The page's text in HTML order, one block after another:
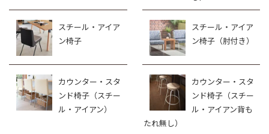
スチール・アイア
ン椅子
スチール・アイア
ン椅子（肘付き）
カウンター・スタ
ンド椅子（スチー
ル・アイアン）
カウンター・スタ
ンド椅子（スチー
ル・アイアン背も
たれ無し）